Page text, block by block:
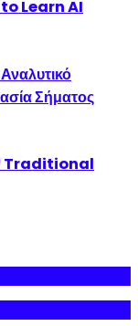
Learn AI
Σήματος
Traditional